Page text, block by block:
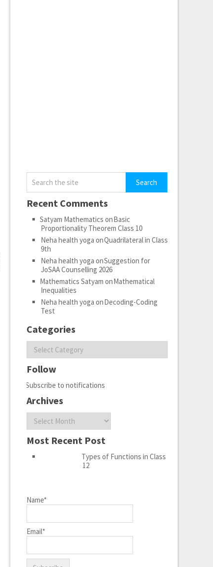
Recent Comments
Satyam Mathematics onBasic
Proportionality Theorem Class 10
Neha health yoga onQuadrilateral in Class
9th
Neha health yoga onSuggestion for
JoSAA Counselling 2026
Mathematics Satyam onMathematical
Inequalities
Neha health yoga onDecoding-Coding
Test
Categories
Categories
Follow
Subscribe to notifications
Archives
Archives
Most Recent Post
Types of Functions in Class
12
Name*
Email*